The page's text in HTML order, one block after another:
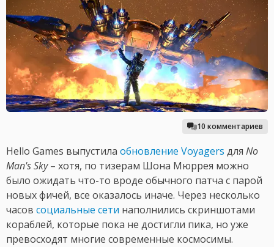
10 комментариев
Hello Games выпустила обновление Voyagers для No
Man's Sky– хотя, по тизерам Шона Мюррея можно
было ожидать что-то вроде обычного патча с парой
новых фичей, все оказалось иначе. Через несколько
часов социальные сети наполнились скриншотами
кораблей, которые пока не достигли пика, но уже
превосходят многие современные космосимы.